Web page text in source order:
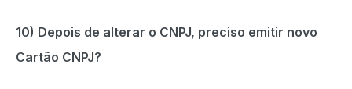
10) Depois de alterar o CNPJ, preciso emitir novo
Cartão CNPJ?